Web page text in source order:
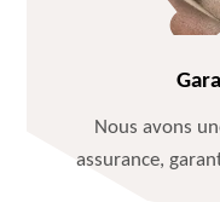
Nous avons
assurance,